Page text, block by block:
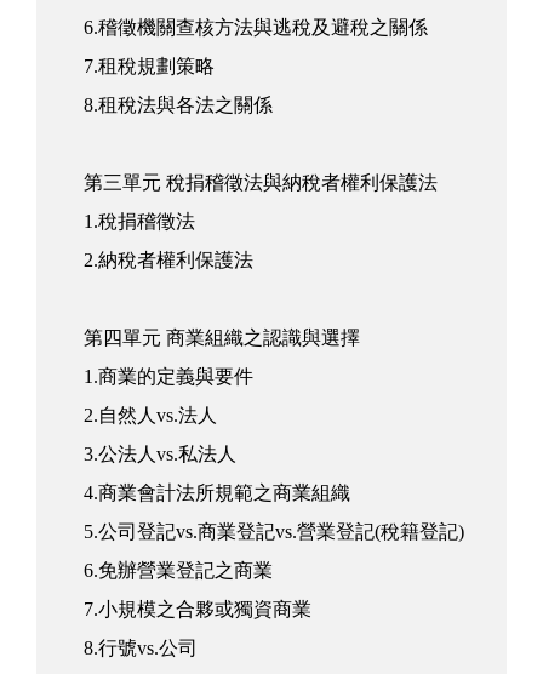
6.稽徵機關查核方法與逃稅及避稅之關係
7.租稅規劃策略
8.租稅法與各法之關係
第三單元 稅捐稽徵法與納稅者權利保護法
1.稅捐稽徵法
2.納稅者權利保護法
第四單元 商業組織之認識與選擇
1.商業的定義與要件
2.自然人vs.法人
3.公法人vs.私法人
4.商業會計法所規範之商業組織
5.公司登記vs.商業登記vs.營業登記(稅籍登記)
6.免辦營業登記之商業
7.小規模之合夥或獨資商業
8.行號vs.公司